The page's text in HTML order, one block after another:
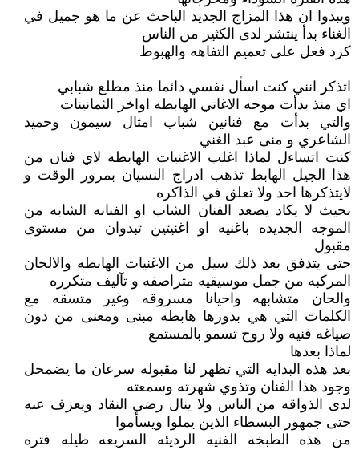
ويبدوا ان هذا المزاج الجديد الباحث عن ما هو جميل في
الغناء بدأ ينتشر لدى الكثير من الناس
كرد فعل على تعميم التفاهه والهبوط
اتذكر انني كنت اسأل نفسي دائما منذ مطلع شبابي
اي منذ بدأت موجه الاغاني الهابطه اواخر الثمانينات
والتي بدأت مع فنانين شباب امثال سيمون وحميد
الشاعري و منى عبد الغني
كنت اتساءل لماذا اغلب الاغنيات الهابطه لاي فنان من
هذا الجيل الهابط تذهب ادراج النسيان بمرور الوقت و
لايتذكرها احد ولا تعلق في الذاكره
بحيث لا يكاد يصعد الفنان الشاب او الفنانه الشابه من
الموجه الجديده باغنيه او اغنيتين تبدوان من مستوى
مقبول
حتى يتدفق بعد ذلك سيل من الاغنيات الهابطه والالحان
المركبه من جمل موسيقيه متراصفه و تآليف متكرره
والحان متشابهه واحيانا مسروقه وغير متسقه مع
الكلمات التي هي بدورها هابطه مبنى ومعنى من دون
صياغه فنيه ولا روح تسمو بالمستمع
لماذا بعدها
بعد هذه البدايه التي تظهر لنا مقبوله سرعان ما يضمحل
وجود هذا الفنان وتذوي شهرته وسمعته
لدى الذواقه من الناس ولا ينال رضى النقاد ويعزف عنه
حتى جمهور البسطاء الذين يملوا ويسأموا
من هذه الطبخه الفنيه الرديئه السريعه طيله فتره